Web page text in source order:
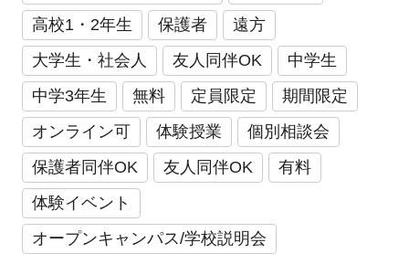
高校1・2年生
保護者
遠方
大学生・社会人
友人同伴OK
中学生
中学3年生
無料 定員限定
期間限定
オンライン可
体験授業
個別相談会
保護者同伴OK
友人同伴OK
有料
体験イベント
オープンキャンパス/学校説明会